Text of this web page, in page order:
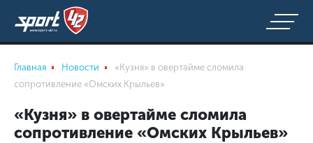
Главная Новости
«Кузня» в овертайме сломила
сопротивление «Омских Крыльев»
«Кузня» в овертайме сломила
сопротивление «Омских Крыльев»